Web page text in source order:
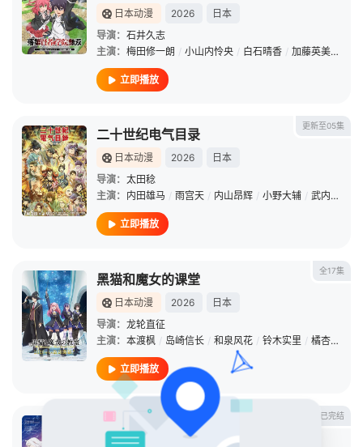
日本动漫 2026
日本
导演： 石井久志
主演： 梅田修一朗 / 小山内怜央 / 白石晴香 / 加藤英美里
立即播放
更新至05集
二十世纪电气目录
日本动漫 2026
日本
导演： 太田稔
主演： 内田雄马 / 雨宫天 / 内山昂辉 / 小野大辅 / 武内骏辅
立即播放
全17集
黑猫和魔女的课堂
日本动漫 2026
日本
导演： 龙轮直征
主演： 本渡枫 / 岛崎信长 / 和泉风花 / 铃木实里 / 橘杏咲
立即播放
已完结
冻结地球